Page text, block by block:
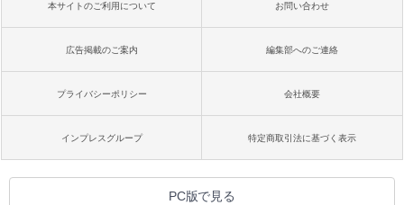
本サイトのご利用について お問い合わせ
広告掲載のご案内 編集部へのご連絡
プライバシーポリシー 会社概要
インプレスグループ 特定商取引法に基づく表示
PC版で見る